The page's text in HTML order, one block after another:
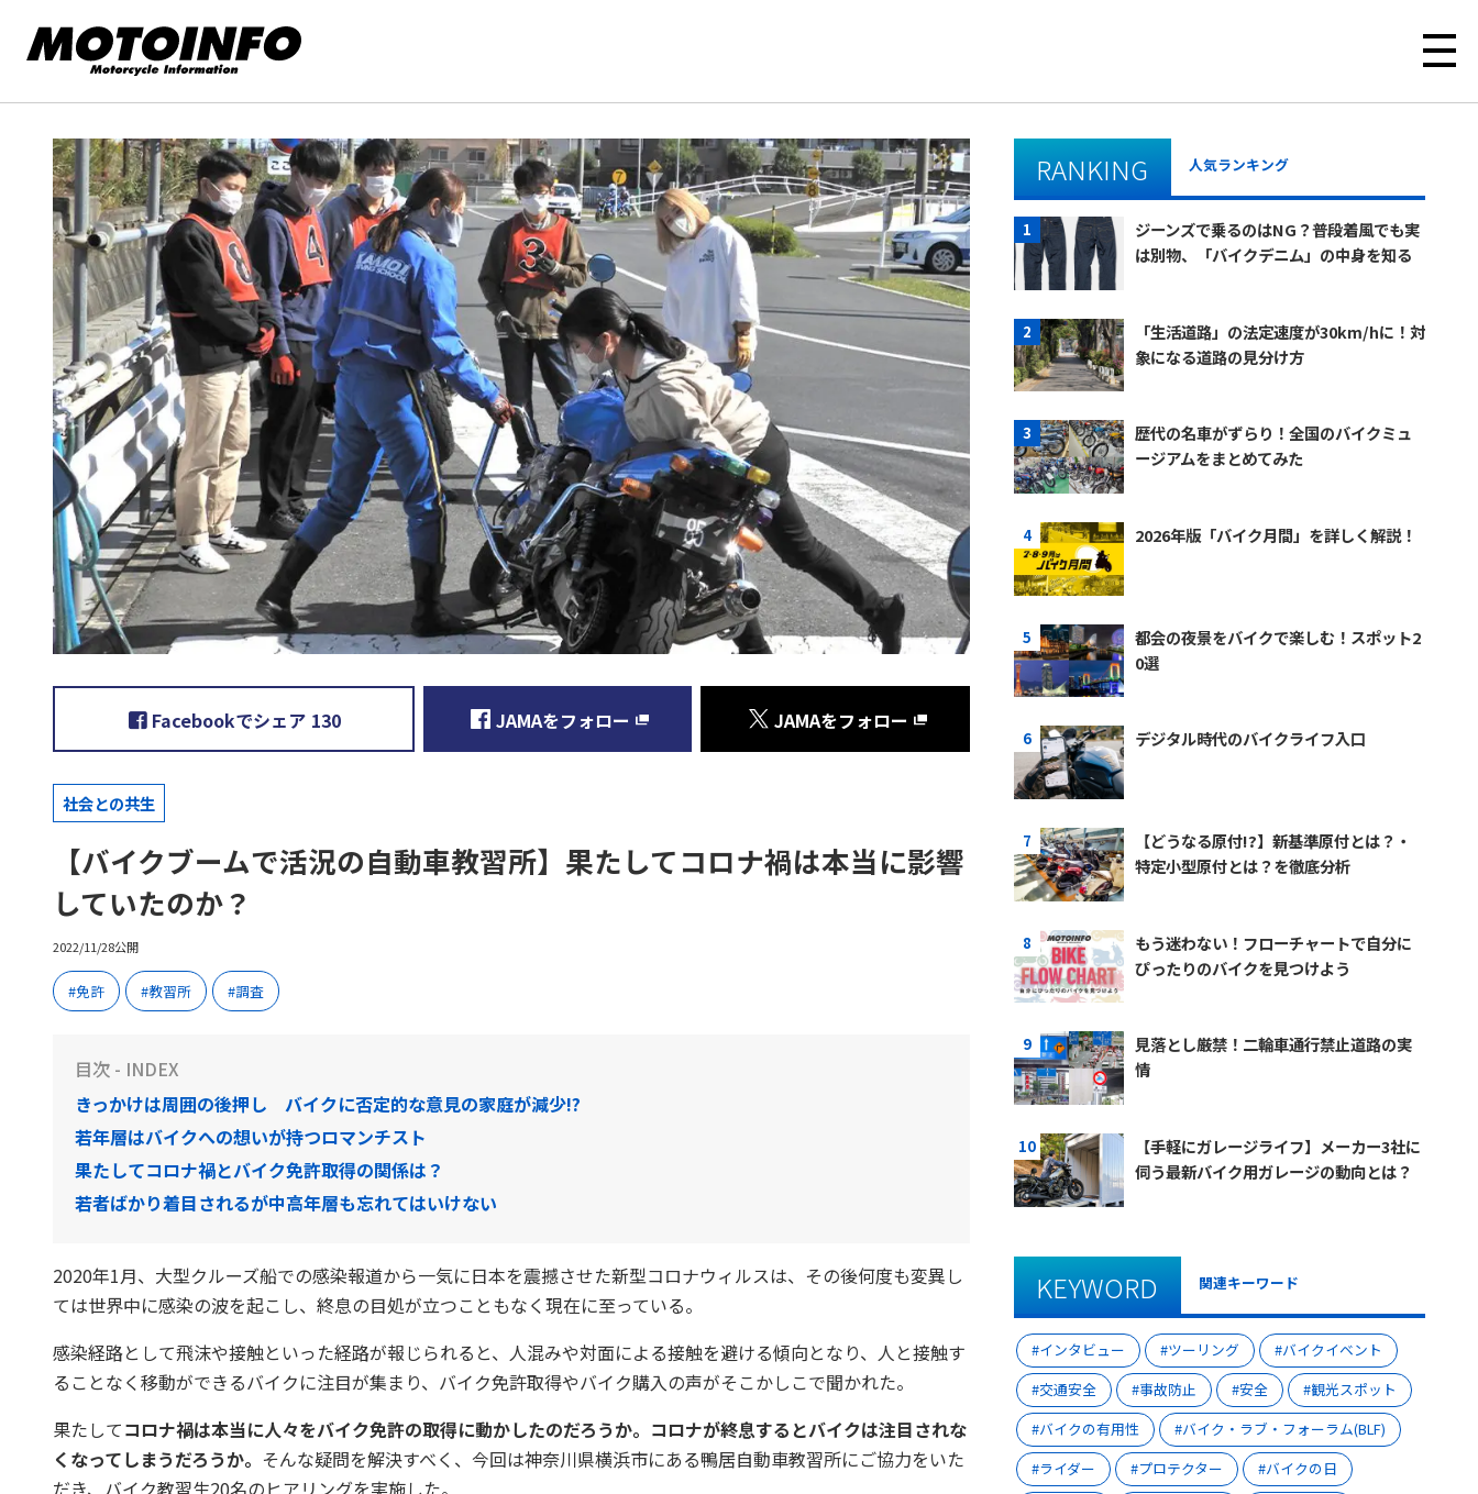
Facebookでシェア 130 JAMAをフォロー JAMAをフォロー
社会との共生
【バイクブームで活況の自動車教習所】果たしてコロナ禍は本当に影響
していたのか？
2022/11/28公開
免許 教習所 調査
目次 - INDEX
きっかけは周囲の後押し バイクに否定的な意見の家庭が減少!?
若年層はバイクへの想いが持つロマンチスト
果たしてコロナ禍とバイク免許取得の関係は？
若者ばかり着目されるが中高年層も忘れてはいけない
2020年1月、大型クルーズ船での感染報道から一気に日本を震撼させた新型コロナウィルスは、その後何度も変異し
ては世界中に感染の波を起こし、終息の目処が立つこともなく現在に至っている。
感染経路として飛沫や接触といった経路が報じられると、人混みや対面による接触を避ける傾向となり、人と接触す
ることなく移動ができるバイクに注目が集まり、バイク免許取得やバイク購入の声がそこかしこで聞かれた。
果たしてコロナ禍は本当に人々をバイク免許の取得に動かしたのだろうか。コロナが終息するとバイクは注目されな
くなってしまうだろうか。 そんな疑問を解決すべく、今回は神奈川県横浜市にある鴨居自動車教習所にご協力をいた
RANKING 人気ランキング
ジーンズで乗るのはNG？普段着風でも実
は別物、「バイクデニム」の中身を知る
「生活道路」の法定速度が30km/hに！対
象になる道路の見分け方
歴代の名車がずらり！全国のバイクミュ
ージアムをまとめてみた
2026年版「バイク月間」を詳しく解説！
都会の夜景をバイクで楽しむ！スポット2
0選
デジタル時代のバイクライフ入口
【どうなる原付!?】新基準原付とは？・
特定小型原付とは？を徹底分析
もう迷わない！フローチャートで自分に
ぴったりのバイクを見つけよう
見落とし厳禁！二輪車通行禁止道路の実
情
【手軽にガレージライフ】メーカー3社に
伺う最新バイク用ガレージの動向とは？
KEYWORD 関連キーワード
インタビュー ツーリング
バイクイベント
交通安全
事故防止 安全
観光スポット
バイクの有用性
バイク・ラブ・フォーラム(BLF)
ライダー
プロテクター
バイクの日